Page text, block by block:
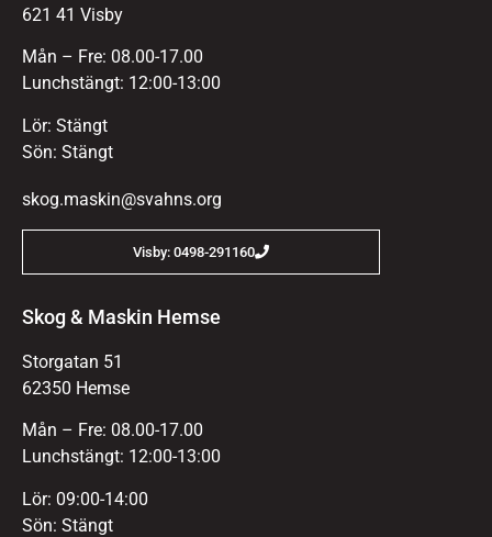
621 41 Visby
Mån – Fre: 08.00-17.00
Lunchstängt: 12:00-13:00
Lör: Stängt
Sön: Stängt
skog.maskin@svahns.org
Visby: 0498-291160
Skog & Maskin Hemse
Storgatan 51
62350 Hemse
Mån – Fre: 08.00-17.00
Lunchstängt: 12:00-13:00
Lör: 09:00-14:00
Sön: Stängt